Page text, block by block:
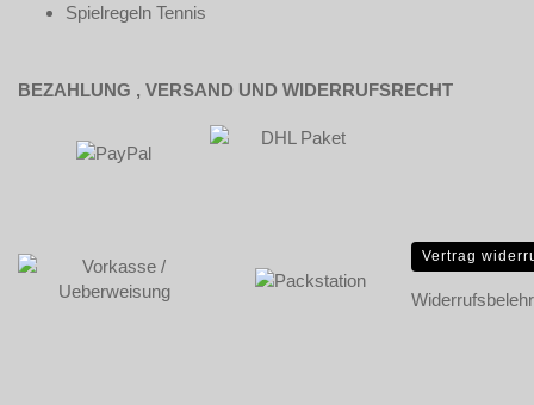
Spielregeln Tennis
BEZAHLUNG , VERSAND UND WIDERRUFSRECHT
Vertrag